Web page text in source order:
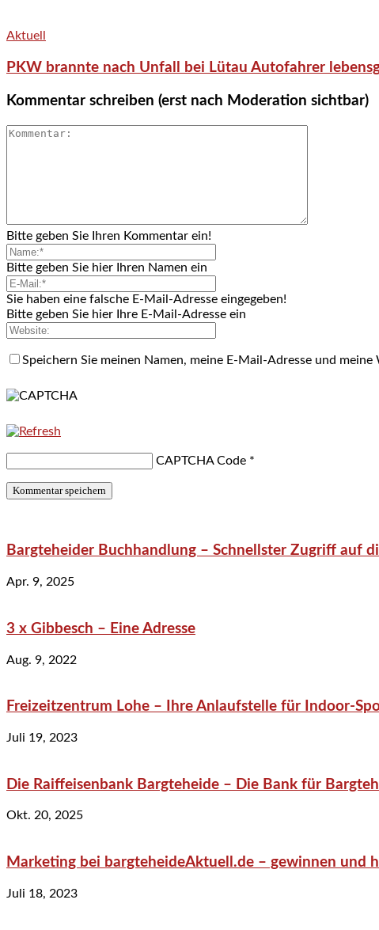
Aktuell
PKW brannte nach Unfall bei Lütau Autofahrer
Kommentar schreiben (erst nach Moderation sichtbar)
Bitte geben Sie Ihren Kommentar ein!
Bitte geben Sie hier Ihren Namen ein
Sie haben eine falsche E-Mail-Adresse eingegeben!
Bitte geben Sie hier Ihre E-Mail-Adresse ein
Speichern Sie meinen Namen, meine E-Mail-Adresse und
CAPTCHA Code *
Bargteheider Buchhandlung – Schnellster Zugriff auf
Apr. 9, 2025
3 x Gibbesch – Eine Adresse
Aug. 9, 2022
Freizeitzentrum Lohe – Ihre Anlaufstelle für Indoor-
Juli 19, 2023
Die Raiffeisenbank Bargteheide – Die Bank für
Okt. 20, 2025
Marketing bei bargteheideAktuell.de – gewinnen und
Juli 18, 2023